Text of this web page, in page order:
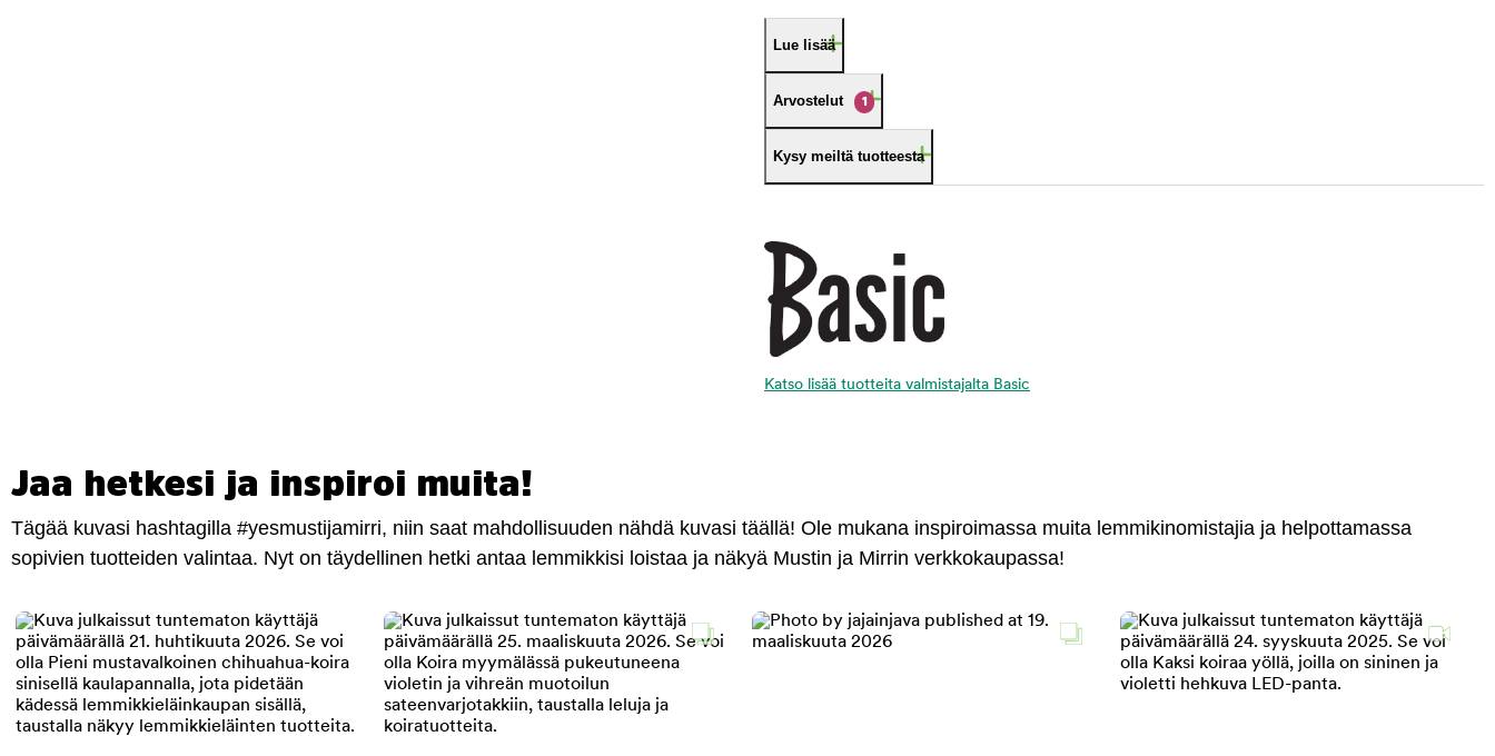
Lue lisää
Arvostelut 1
Kysy meiltä tuotteesta
Katso lisää tuotteita valmistajalta Basic
Jaa hetkesi ja inspiroi muita!
Tägää kuvasi hashtagilla #yesmustijamirri, niin saat mahdollisuuden nähdä kuvasi täällä! Ole mukana inspiroimassa muita lemmikinomistajia ja helpottamassa
sopivien tuotteiden valintaa. Nyt on täydellinen hetki antaa lemmikkisi loistaa ja näkyä Mustin ja Mirrin verkkokaupassa!